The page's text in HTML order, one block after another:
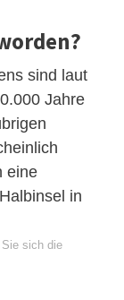
sind laut
Jahre
eine
in
Sie sich die